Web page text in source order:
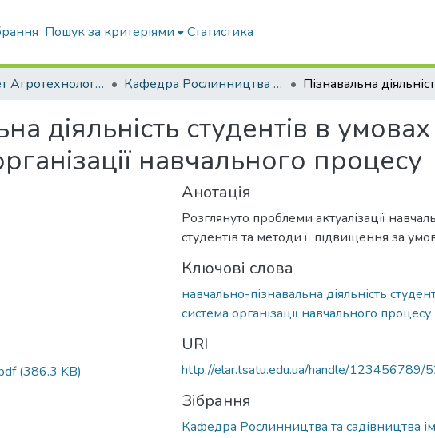
Пошук за критеріями Статистика
Факультет Агротехнологій та екології Кафедра Рослинництва та садівництва ім. професора В.В. Калитки
діяльність студентів в
навчального процесу
(386.3 KB)
Анотація
Розглянуто проблеми актуалізації
студентів та методи її підвищення за
Ключові слова
навчально-пізнавальна діяльність
система організації навчального процесу
URI
http://elar.tsatu.edu.ua/handle/123456789/
Зібрання
Кафедра Рослинництва та садівництва